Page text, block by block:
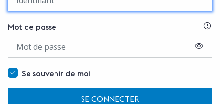
Mot de passe
Se souvenir de moi
SE CONNECTER